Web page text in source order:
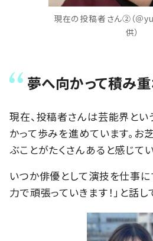
現在の投稿者さん②（＠
供）
夢へ向かって積み
現在、投稿者さんは芸能界とい
かって歩みを進めています。お
ぶことがたくさんあると感じて
いつか俳優として演技を仕事に
力で頑張っていきます！」と話し